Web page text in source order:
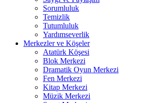
Sorumluluk
Temizlik
Tutumluluk
Yardımseverlik
Merkezler ve Köşeler
Atatürk Köşesi
Blok Merkezi
Dramatik Oyun Merkezi
Fen Merkezi
Kitap Merkezi
Müzik Merkezi